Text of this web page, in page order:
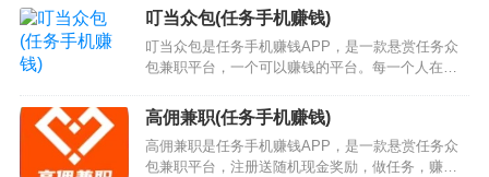
成对应的悬赏，平台立即发放赏金，再也不用担心
拖欠和受骗。，全都是很简单的，基本没操作难
度，能让大家都轻松赚零花钱感兴趣的话就来下载
试试看吧！手赚途径：在智跃微赚接各种简单任务
（简单任务、下载任务、注册任务和应用试玩任务
等）赚取佣金。智跃微赚下载地址：点击我下载智
叮当众包(任务手机赚钱)
叮当众包是任务手机赚钱APP，是一款悬赏任务众
包兼职平台，一个可以赚钱的平台。每一个人在叮
平台发的任务，叮当快递就能轻松的获得现金奖
励…
高佣兼职(任务手机赚钱)
高佣兼职是任务手机赚钱APP，是一款悬赏任务众
包兼职平台，注册送随机现金奖励，做任务，赚赏